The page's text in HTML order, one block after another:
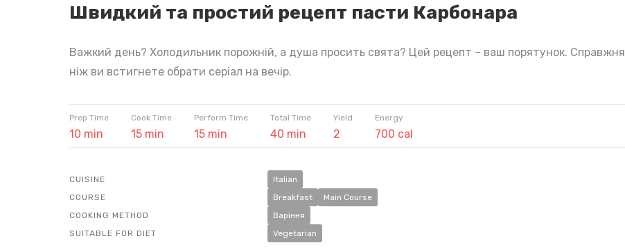
Швидкий та простий рецепт пасти Карбонара
Важкий день? Холодильник порожній, а душа просить свята? Цей рецепт – ваш порятунок. Справжня
ніж ви встигнете обрати серіал на вечір.
Prep Time
10 min
Cook Time
15 min
Perform Time
15 min
Total Time
40 min
Yield
2
Energy
700 cal
CUISINE
Italian
COURSE
Breakfast
Main Course
COOKING METHOD
Варіння
SUITABLE FOR DIET
Vegetarian